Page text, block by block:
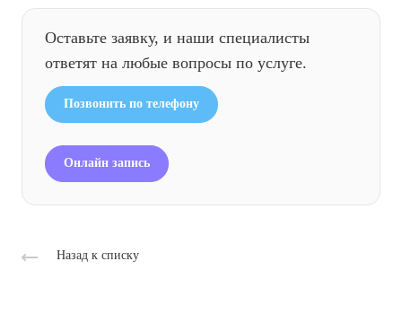
Оставьте заявку, и наши специалисты
ответят на любые вопросы по услуге.
Позвонить по телефону
Онлайн запись
Назад к списку